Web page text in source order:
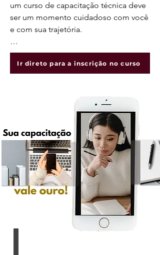
um curso de capacitação técnica deve
ser um momento cuidadoso com você
e com sua trajetória.
Vamos te ajudar a traçar os passos para
seu projeto de capacitação técnica,
e aprimoramento com o teste de
Se você é estudante de Psicologia ou
já atua na área de Avaliação
Psicológica (formação em Psicologia) e
quer usar o teste de Rorschach, a sua
capacitação técnica será fundamental!
Veja aqui os primeiros passos e
informações para você se programar
para fazer uma capacitação técnica.
Ir direto para a inscrição no curso